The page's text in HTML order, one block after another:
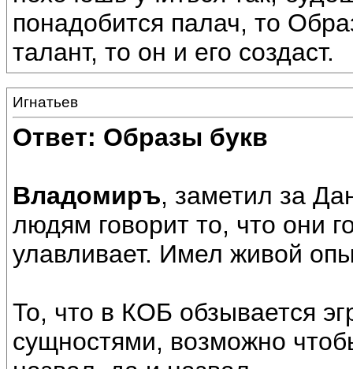
понадобится палач, то
талант, то он и его создаст.
Игнатьев
Ответ: Образы букв
Владомиръ, заметил за
людям говорит то, что они
улавливает. Имел живой
То, что в КОБ обзывается
сущностями, возможно